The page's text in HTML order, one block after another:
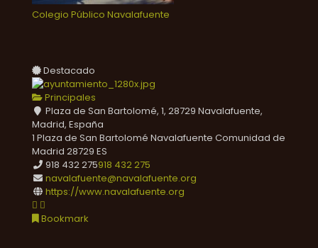
Colegio Público Navalafuente
Destacado
Principales
Plaza de San Bartolomé, 1, 28729 Navalafuente,
Madrid, España
1 Plaza de San Bartolomé Navalafuente Comunidad de
Madrid 28729 ES
918 432 275918 432 275
navalafuente@navalafuente.org
https://www.navalafuente.org
Bookmark